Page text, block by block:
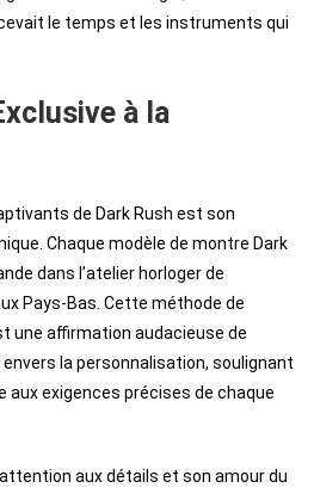
le temps et les instruments qui
à la
de Dark Rush est son
Chaque modèle de montre Dark
dans l’atelier horloger de
Pays-Bas. Cette méthode de
une affirmation audacieuse de
envers la personnalisation, soulignant
aux exigences précises de chaque
aux détails et son amour du